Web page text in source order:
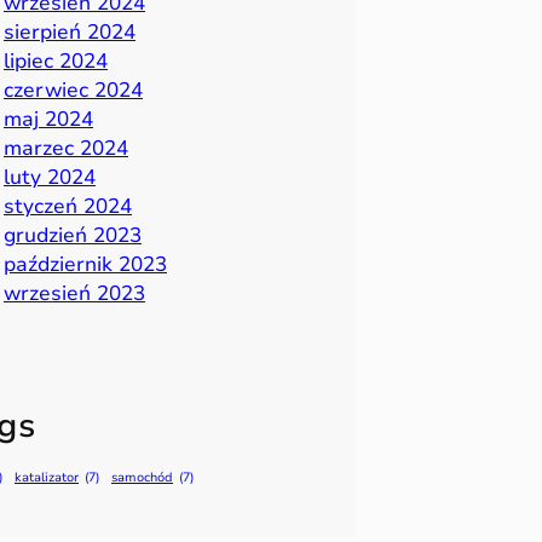
sierpień 2024
lipiec 2024
czerwiec 2024
maj 2024
marzec 2024
luty 2024
styczeń 2024
grudzień 2023
październik 2023
wrzesień 2023
katalizator (7) samochód (7)